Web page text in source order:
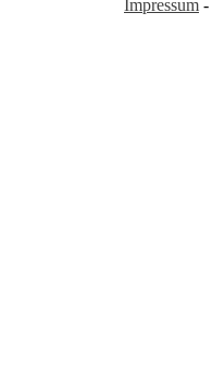
Impressum -